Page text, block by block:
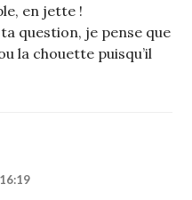
en jette !
question, je pense que
la chouette puisqu’il